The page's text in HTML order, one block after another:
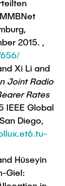
2015. ,
Xi Li and
Joint Radio
Rates
IEEE Global
Diego,
Hüseyin
Giel: